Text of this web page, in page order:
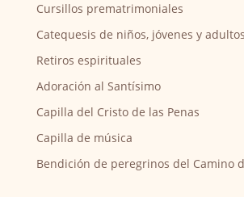
Cursillos prematrimoniales
Catequesis de niños, jóvenes y adultos
Retiros espirituales
Adoración al Santísimo
Capilla del Cristo de las Penas
Capilla de música
Bendición de peregrinos del Camino